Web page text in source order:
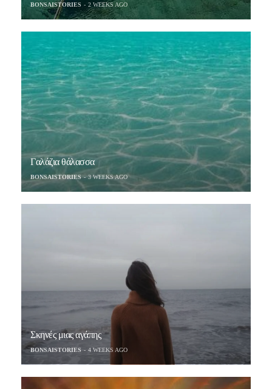
BONSAISTORIES 2 WEEKS AGO
Γαλάζια θάλασσα
BONSAISTORIES 3 WEEKS AGO
Σκηνές μιας αγάπης
BONSAISTORIES 4 WEEKS AGO